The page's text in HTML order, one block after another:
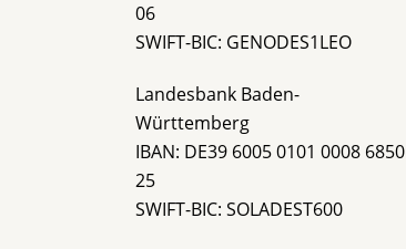
06
SWIFT-BIC: GENODES1LEO
Landesbank Baden-
Württemberg
IBAN: DE39 6005 0101 0008 6850
25
SWIFT-BIC: SOLADEST600